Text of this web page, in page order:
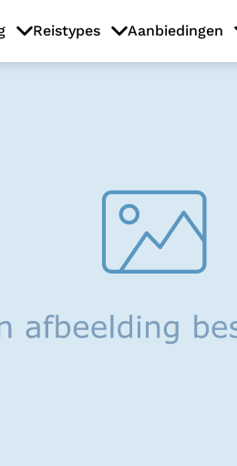
Reistypes Aanbiedingen